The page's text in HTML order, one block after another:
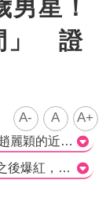
星！
」 證
A- A A+
這篇文章報導了大陸女星趙麗穎的近況，尤其關注了她和小10歲男星王一博之間的熱戀傳聞。根據大陸狗仔「追瓜少年阿飛」的報導，經過他長時間的跟拍，並未發現兩人私下有任何交集和互動，因此可以推斷兩人的熱戀消息並不屬實。 文章也提到，趙麗穎近年來除了專注於工作，還會與兒子和前夫馮紹峰一起出去玩，多次被拍到一家三口共進晚餐的場面。此外，前夫馮紹峰在趙麗穎與李冰冰見製片人的場合中也有出席，雙方互動看來并無任何不妥之處，顯示出他們在合作上的和睦相處，符合表面所說的好聚好散。 綜上所述，這篇文章報導了趙麗穎與王一博的熱戀傳聞，並通過大陸狗仔的親眼目擊得出兩人的關係實際上並不親近。同時，文章也提到了趙麗穎與前夫及兒子的互動情形，顯示她在事業和生活上都能維持良好平衡。>
Q1: 趙麗穎在《花千骨》之後爆紅，她的事業巔峰時期是在何時？ A) 2021年4月 B) 2020年 C) 三年前 D) 無法確定 正確解答: D) 無法確定 Q2: 趙麗穎在2021年4月證實離婚，她的前夫是誰？ A) 王一博 B) 馮紹峰 C) 阿飛 D) 無法確定 正確解答: B) 馮紹峰 Q3: 近日大陸狗仔「追瓜少年阿飛」透露趙麗穎和王一博熱戀的消息是否屬實？ A) 是，因為他們在拍攝《有翡》時關係不錯 B) 是，因為有多位消息人士確認了這則消息 C) 否，因為追瓜少年阿飛發現兩人私下並沒有交集和互動 D) 無法確定 正確解答: C) 否，因為追瓜少年阿飛發現兩人私下並沒有交集和互動